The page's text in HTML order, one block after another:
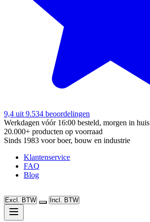
9,4 uit 9.534 beoordelingen
Werkdagen vóór 16:00 besteld, morgen in huis
20.000+ producten op voorraad
Sinds 1983 voor boer, bouw en industrie
Klantenservice
FAQ
Blog
Excl. BTW Incl. BTW